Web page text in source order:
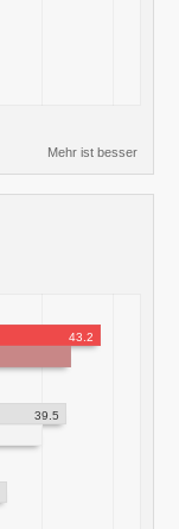
Mehr ist besser
43.2
39.5